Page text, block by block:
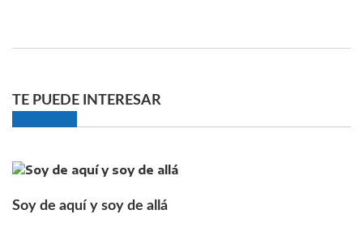
TE PUEDE INTERESAR
Soy de aquí y soy de allá